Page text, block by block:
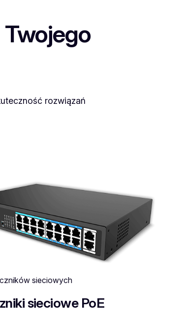
rozwiązań
sieciowych
sieciowe PoE